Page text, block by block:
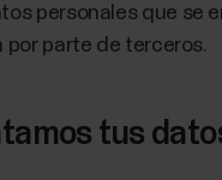
personales que se
parte de terceros.
tus